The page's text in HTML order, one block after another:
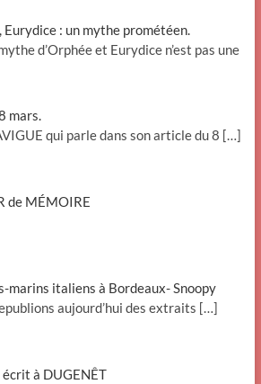
Eurydice : un mythe prométéen.
d’Orphée et Eurydice n’est pas une
mars.
qui parle dans son article du 8 […]
de MÉMOIRE
marins italiens à Bordeaux- Snoopy
aujourd’hui des extraits […]
écrit à DUGENÊT